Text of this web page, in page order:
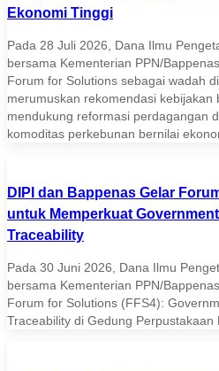
Ekonomi Tinggi
Pada 28 Juli 2026, Dana Ilmu
bersama Kementerian PPN/
Forum for Solutions sebagai wadah
merumuskan rekomendasi kebijakan
mendukung reformasi perdagangan
komoditas perkebunan bernilai
DIPI dan Bappenas Gelar
untuk Memperkuat
Traceability
Pada 30 Juni 2026, Dana Ilmu
bersama Kementerian PPN/
Forum for Solutions (FFS4):
Traceability di Gedung Perpustakaan